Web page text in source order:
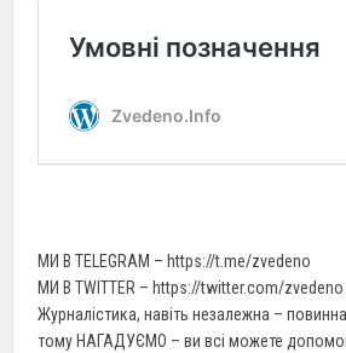
МИ В TELEGRAM – https://t.me/zvedeno
МИ В TWITTER – https://twitter.com/zvedeno
Журналістика, навіть незалежна –
тому НАГАДУЄМО – ви всі можете